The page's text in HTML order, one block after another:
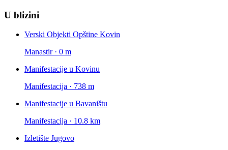
U blizini
Verski Objekti Opštine Kovin
Manastir · 0 m
Manifestacije u Kovinu
Manifestacija · 738 m
Manifestacije u Bavaništu
Manifestacija · 10.8 km
Izletište Jugovo